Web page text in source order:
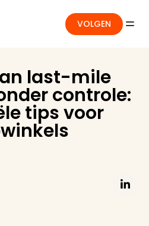
VOLGEN
last-mile
controle:
tips voor